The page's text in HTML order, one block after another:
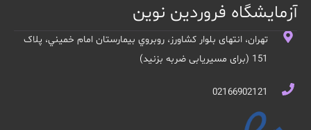
آزمایشگاه فروردین نوین
تهران، انتهای بلوار کشاورز، روبروي بيمارستان امام خميني، پلاک
151 (برای مسیریابی ضربه بزنید)
02166902121